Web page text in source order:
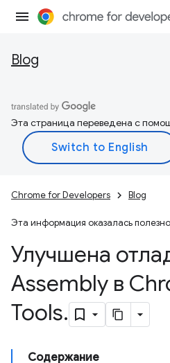
Blog
Эта страница переведена с
Chrome for Developers Blog
Эта информация оказалась
Улучшена
Assembly в
Tools.
Содержание